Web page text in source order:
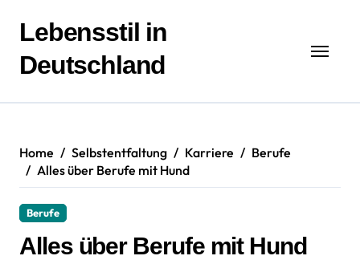
Inhalt
springen
Lebensstil in
Deutschland
Home Selbstentfaltung Karriere
Berufe
Alles über Berufe mit Hund
Berufe
Alles über Berufe mit Hund